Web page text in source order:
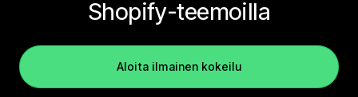
Shopify-teemoilla
Aloita ilmainen kokeilu